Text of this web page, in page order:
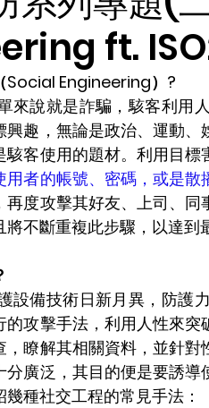
ft.
Social Engineering）?
興趣，無論是政治、運動
客使用的題材。利用目標
用者的帳號、密碼，或是散
再度攻擊其好友、上司、
不斷重複此步驟，以達到
的攻擊手法，利用人性來
，瞭解其相關資料，並針
分廣泛，其目的便是要誘
種社交工程的常見手法：